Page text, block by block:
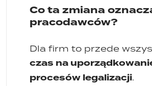
Co ta zmiana
pracodawców?
Dla firm to przede
czas na
procesów legalizacji.